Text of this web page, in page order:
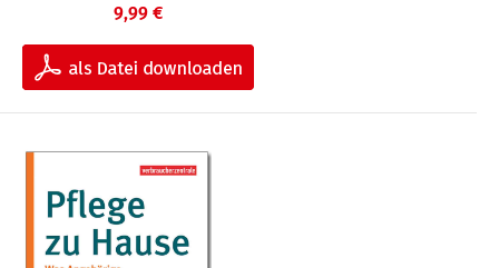
9,99 €